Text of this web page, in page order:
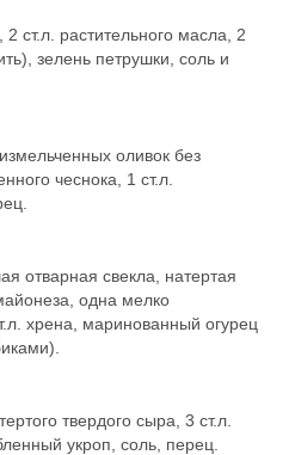
2 ст.л. растительного масла, 2
зелень петрушки, соль и
оливок без
чеснока, 1 ст.л.
отварная свекла, натертая
одна мелко
хрена, маринованный огурец
твердого сыра, 3 ст.л.
укроп, соль, перец.